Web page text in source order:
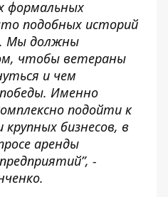
формальных
подобных историй
Мы должны
чтобы ветераны
и чем
Именно
подойти к
бизнесов, в
аренды
-